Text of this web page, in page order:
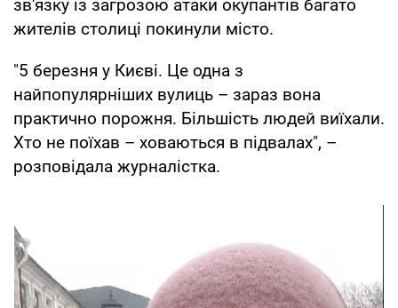
зв'язку із загрозою атаки окупантів багато
жителів столиці покинули місто.
"5 березня у Києві. Це одна з
найпопулярніших вулиць – зараз вона
практично порожня. Більшість людей виїхали.
Хто не поїхав – ховаються в підвалах", –
розповідала журналістка.